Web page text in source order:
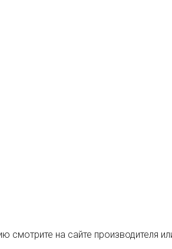
смотрите на сайте производителя